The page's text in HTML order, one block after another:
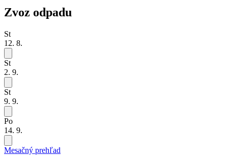
Zvoz odpadu
St
12. 8.
St
2. 9.
St
9. 9.
Po
14. 9.
Mesačný prehľad